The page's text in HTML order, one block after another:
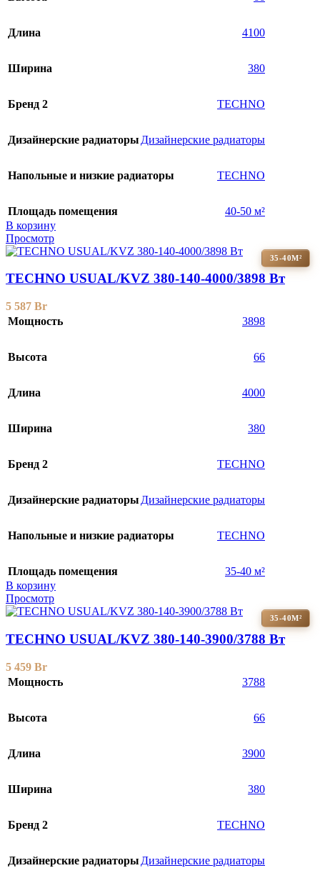
Длина 4100
Ширина 380
Бренд 2 TECHNO
Дизайнерские радиаторы Дизайнерские радиаторы
Напольные и низкие радиаторы TECHNO
Площадь помещения
40-50 м²
В корзину
Просмотр
35-40М²
TECHNO USUAL/KVZ 380-140-4000/3898 Вт
5 587 Br
Мощность
3898
Высота 66
Длина 4000
Ширина 380
Бренд 2 TECHNO
Дизайнерские радиаторы Дизайнерские радиаторы
Напольные и низкие радиаторы TECHNO
Площадь помещения
35-40 м²
В корзину
Просмотр
35-40М²
TECHNO USUAL/KVZ 380-140-3900/3788 Вт
5 459 Br
Мощность
3788
Высота 66
Длина 3900
Ширина 380
Бренд 2 TECHNO
Дизайнерские радиаторы Дизайнерские радиаторы